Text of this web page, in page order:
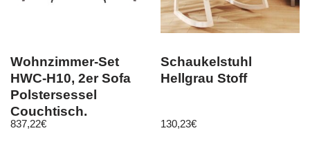
Wohnzimmer-Set
HWC-H10, 2er Sofa
Polstersessel
Couchtisch,
Kunstleder Metall
837,22€
Schaukelstuhl
Hellgrau Stoff
130,23€